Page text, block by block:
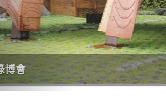
物理系50年 吳茂昆顧威等人才輩出